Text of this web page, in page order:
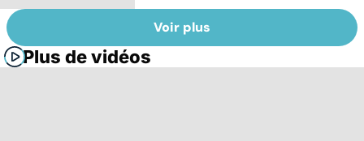
Voir plus
Plus de vidéos